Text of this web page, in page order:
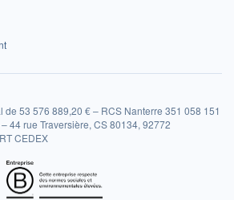
de 53 576 889,20 € – RCS Nanterre 351 058 151
44 rue Traversière, CS 80134, 92772
CEDEX